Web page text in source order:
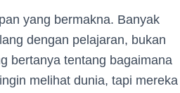
yang bermakna. Banyak
dengan pelajaran, bukan
bertanya tentang bagaimana
melihat dunia, tapi mereka